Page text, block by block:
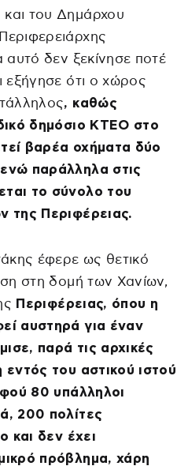
του Δημάρχου
αυτό δεν ξεκίνησε ποτέ
εξήγησε ότι ο χώρος
, καθώς
δημόσιο ΚΤΕΟ στο
βαρέα οχήματα δύο
παράλληλα στις
το σύνολο του
της Περιφέρειας.
έφερε ως θετικό
στη δομή των Χανίων,
Περιφέρειας, όπου η
αυστηρά για έναν
παρά τις αρχικές
του αστικού ιστού
80 υπάλληλοι
200 πολίτες
και δεν έχει
πρόβλημα, χάρη